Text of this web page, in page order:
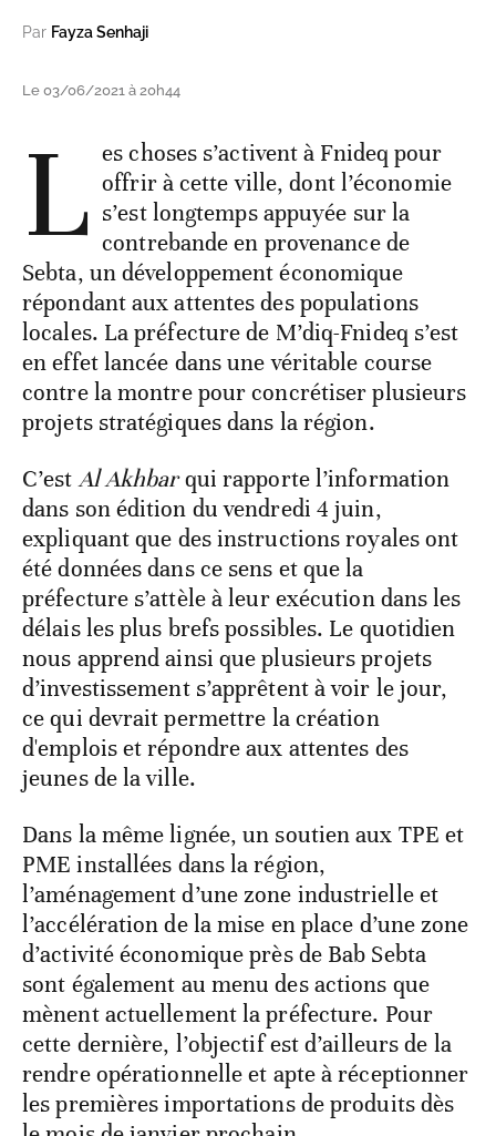
Par Fayza Senhaji
Le 03/06/2021 à 20h44
L es choses s’activent à Fnideq pour
offrir à cette ville, dont l’économie
s’est longtemps appuyée sur la
contrebande en provenance de
Sebta, un développement économique
répondant aux attentes des populations
locales. La préfecture de M’diq-Fnideq s’est
en effet lancée dans une véritable course
contre la montre pour concrétiser plusieurs
projets stratégiques dans la région.
C’estAl Akhbarqui rapporte l’information
dans son édition du vendredi 4 juin,
expliquant que des instructions royales ont
été données dans ce sens et que la
préfecture s’attèle à leur exécution dans les
délais les plus brefs possibles. Le quotidien
nous apprend ainsi que plusieurs projets
d’investissement s’apprêtent à voir le jour,
ce qui devrait permettre la création
d'emplois et répondre aux attentes des
jeunes de la ville.
Dans la même lignée, un soutien aux TPE et
PME installées dans la région,
l’aménagement d’une zone industrielle et
l’accélération de la mise en place d’une zone
d’activité économique près de Bab Sebta
sont également au menu des actions que
mènent actuellement la préfecture. Pour
cette dernière, l’objectif est d’ailleurs de la
rendre opérationnelle et apte à réceptionner
les premières importations de produits dès